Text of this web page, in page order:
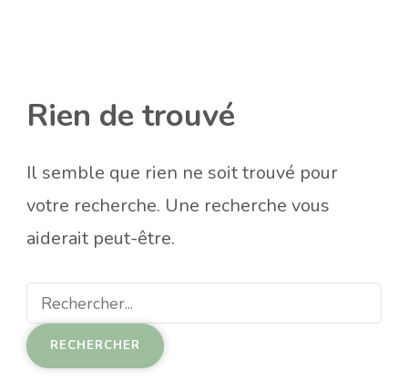
Rien de trouvé
Il semble que rien ne soit trouvé pour
votre recherche. Une recherche vous
aiderait peut-être.
Recherche
pour
: